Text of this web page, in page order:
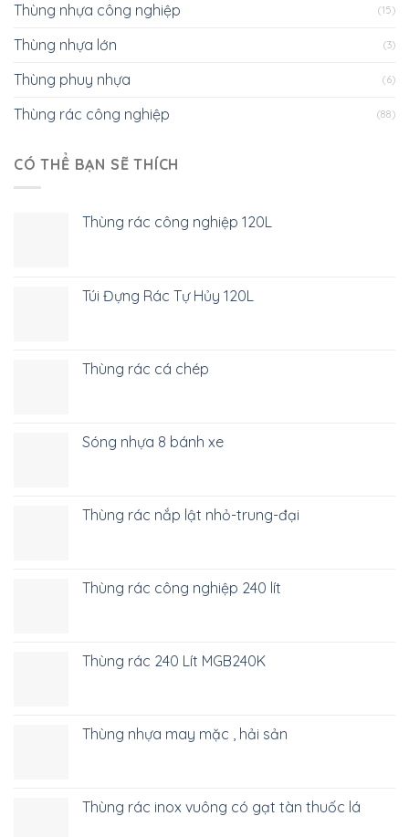
Thùng nhựa công nghiệp (15)
Thùng nhựa lớn (3)
Thùng phuy nhựa (6)
Thùng rác công nghiệp (88)
CÓ THỂ BẠN SẼ THÍCH
Thùng rác công nghiệp 120L
Túi Đựng Rác Tự Hủy 120L
Thùng rác cá chép
Sóng nhựa 8 bánh xe
Thùng rác nắp lật nhỏ-trung-đại
Thùng rác công nghiệp 240 lít
Thùng rác 240 Lít MGB240K
Thùng nhựa may mặc , hải sản
Thùng rác inox vuông có gạt tàn thuốc lá